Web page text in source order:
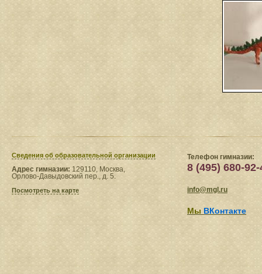
Сведения​ об образовательной организации
Адрес гимназии: 129110, Москва,
Орлово-Давыдовский пер., д. 5.
Посмотреть на карте
Телефон гимназии:
8 (495) 680-92-
info@mgl.ru
Мы ВКонтакте